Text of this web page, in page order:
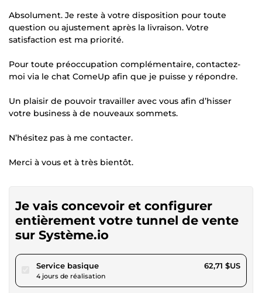
Absolument. Je reste à votre disposition pour toute
question ou ajustement après la livraison. Votre
satisfaction est ma priorité.
Pour toute préoccupation complémentaire, contactez-
moi via le chat ComeUp afin que je puisse y répondre.
Un plaisir de pouvoir travailler avec vous afin d’hisser
votre business à de nouveaux sommets.
N’hésitez pas à me contacter.
Merci à vous et à très bientôt.
Je vais concevoir et configurer
entièrement votre tunnel de vente
sur Système.io
Service basiquepour 57,80 $US
4 jours de réalisation
62,71 $US